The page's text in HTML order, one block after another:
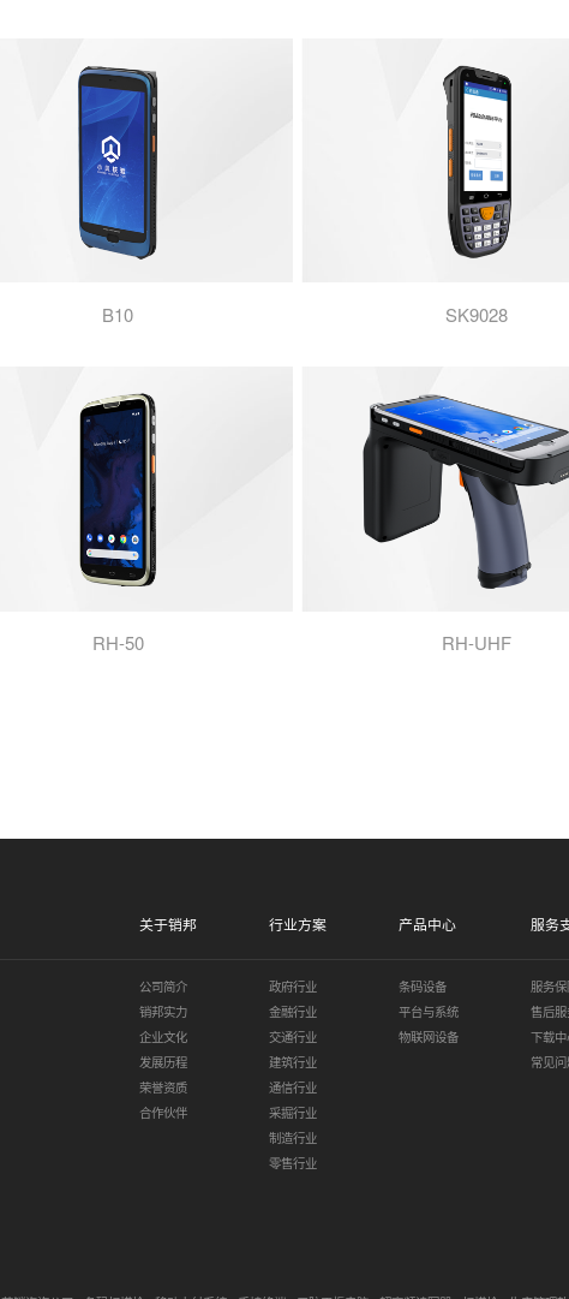
B10 SK9028
RH-50 RH-UHF
关于销邦
公司简介
销邦实力
企业文化
发展历程
荣誉资质
合作伙伴
行业方案
政府行业
金融行业
交通行业
建筑行业
通信行业
采掘行业
制造行业
零售行业
产品中心
条码设备
平台与系统
物联网设备
服务
服务
售后
下载
常见